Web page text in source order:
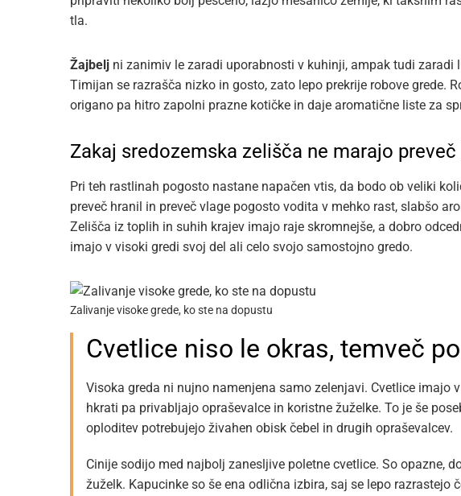
tla.
Žajbelj ni zanimiv le zaradi uporabnosti v kuhinji, ampak tudi zaradi
Timijan se razrašča nizko in gosto, zato lepo prekrije robove grede.
origano pa hitro zapolni prazne kotičke in daje aromatične liste za
Zakaj sredozemska zelišča ne marajo
Pri teh rastlinah pogosto nastane napačen vtis, da bodo ob veliki
preveč hranil in preveč vlage pogosto vodita v mehko rast, slabšo
Zelišča iz toplih in suhih krajev imajo raje skromnejše, a dobro
imajo v visoki gredi svoj del ali celo svojo samostojno gredo.
Zalivanje visoke grede, ko ste na dopustu
Cvetlice niso le okras, temveč
Visoka greda ni nujno namenjena samo zelenjavi. Cvetlice imajo
hkrati pa privabljajo opraševalce in koristne žuželke. To je še
oploditev potrebujejo živahen obisk čebel in drugih opraševalcev.
Cinije sodijo med najbolj zanesljive poletne cvetlice. So opazne,
žuželk. Kapucinke so še ena odlična izbira, saj se lepo razrastejo